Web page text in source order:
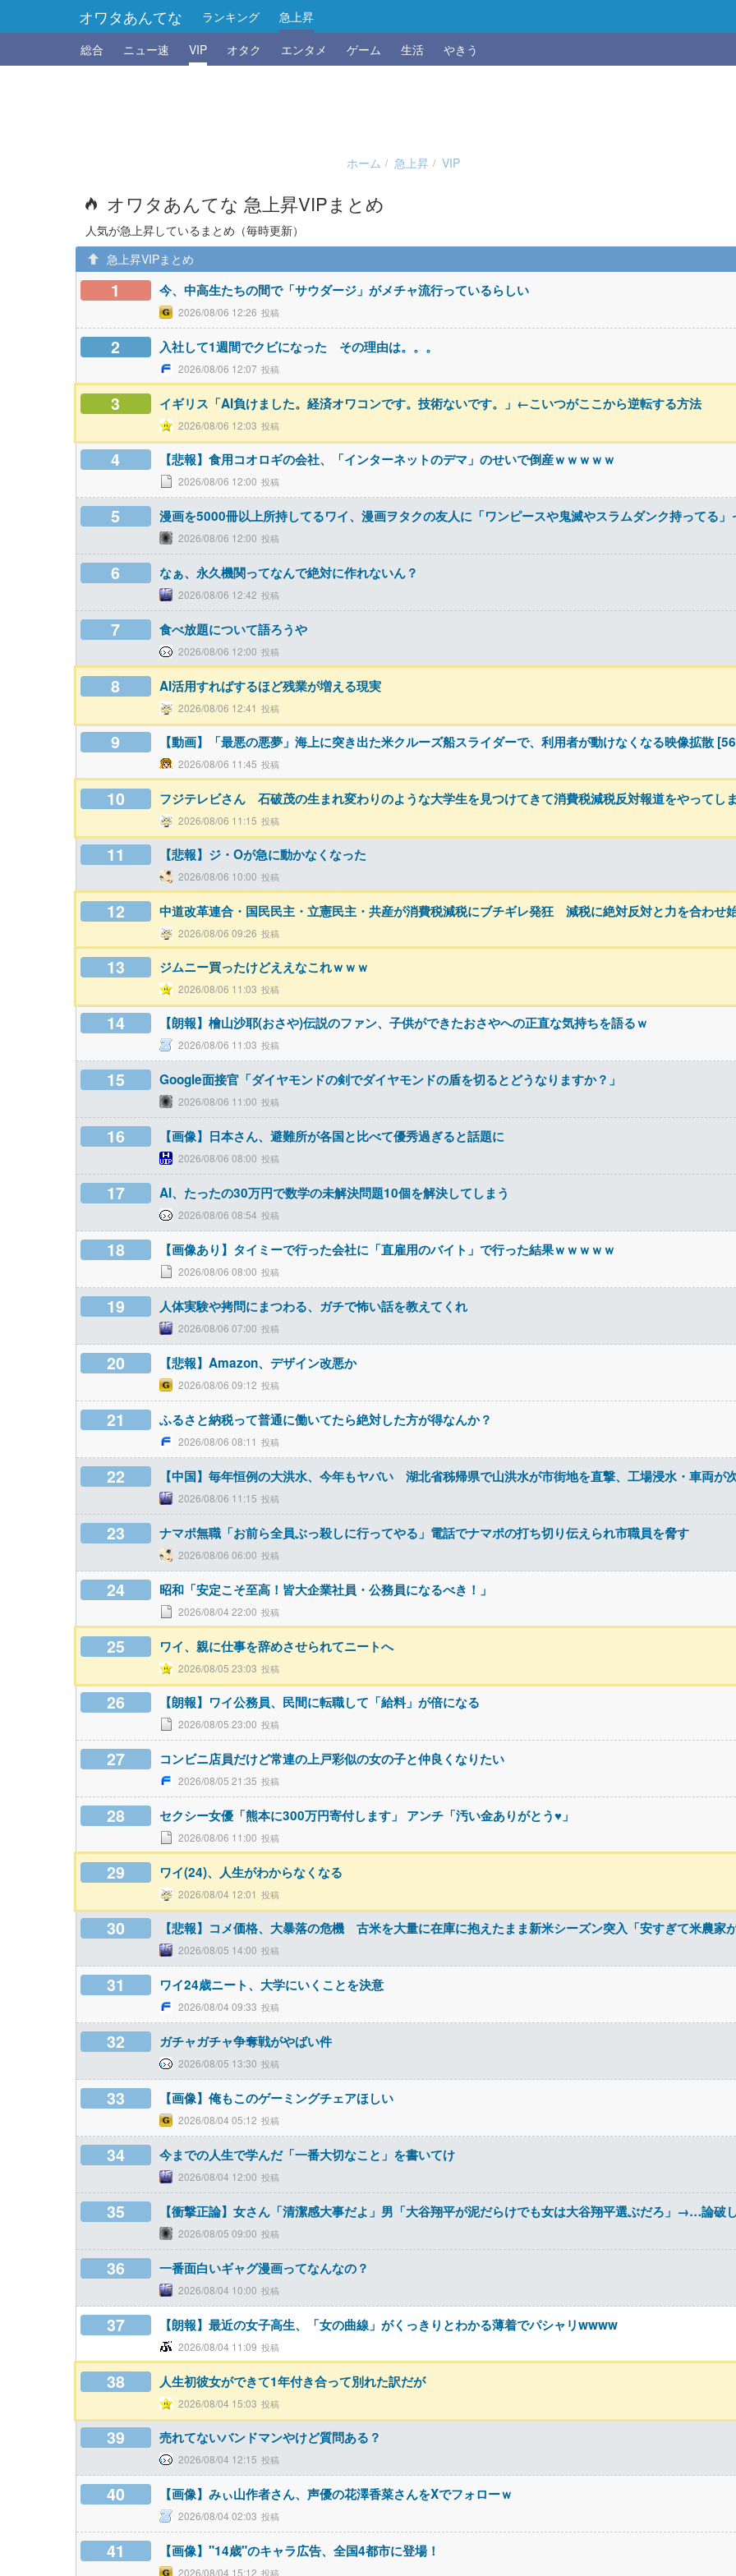
オワタあんてな ランキング
急上昇
総合
ニュー速 VIP オタク エンタメ ゲーム 生活 やきう
ホーム 急上昇 VIP
オワタあんてな 急上昇VIPまとめ
人気が急上昇しているまとめ（毎時更新）
急上昇VIPまとめ
1 今、中高生たちの間で「サウダージ」がメチャ流行っているらしい
2026/08/06 12:26
2 入社して1週間でクビになった その理由は。。。
2026/08/06 12:07
3 イギリス「AI負けました。経済オワコンです。技術ないです。」←こいつがここから逆転する方法
2026/08/06 12:03
4 【悲報】食用コオロギの会社、「インターネットのデマ」のせいで倒産ｗｗｗｗｗ
2026/08/06 12:00
5 漫画を5000冊以上所持してるワイ、漫画ヲタクの友人に「ワンピースや鬼滅やスラムダンク持ってる
2026/08/06 12:00
6 なぁ、永久機関ってなんで絶対に作れないん？
2026/08/06 12:42
7 食べ放題について語ろうや
2026/08/06 12:00
8 AI活用すればするほど残業が増える現実
2026/08/06 12:41
9 【動画】「最悪の悪夢」海上に突き出た米クルーズ船スライダーで、利用者が動けなくなる映像拡散
2026/08/06 11:45
10 フジテレビさん 石破茂の生まれ変わりのような大学生を見つけてきて消費税減税反対報道をやってし
2026/08/06 11:15
11 【悲報】ジ・Oが急に動かなくなった
2026/08/06 10:00
12 中道改革連合・国民民主・立憲民主・共産が消費税減税にブチギレ発狂 減税に絶対反対と力を合わせ
2026/08/06 09:26
13 ジムニー買ったけどええなこれｗｗｗ
2026/08/06 11:03
14 【朗報】檜山沙耶(おさや)伝説のファン、子供ができたおさやへの正直な気持ちを語るｗ
2026/08/06 11:03
15 Google面接官「ダイヤモンドの剣でダイヤモンドの盾を切るとどうなりますか？」
2026/08/06 11:00
16 【画像】日本さん、避難所が各国と比べて優秀過ぎると話題に
2026/08/06 08:00
17 AI、たったの30万円で数学の未解決問題10個を解決してしまう
2026/08/06 08:54
18 【画像あり】タイミーで行った会社に「直雇用のバイト」で行った結果ｗｗｗｗｗ
2026/08/06 08:00
19 人体実験や拷問にまつわる、ガチで怖い話を教えてくれ
2026/08/06 07:00
20 【悲報】Amazon、デザイン改悪か
2026/08/06 09:12
21 ふるさと納税って普通に働いてたら絶対した方が得なんか？
2026/08/06 08:11
22 【中国】毎年恒例の大洪水、今年もヤバい 湖北省秭帰県で山洪水が市街地を直撃、工場浸水・車両が
2026/08/06 11:15
23 ナマポ無職「お前ら全員ぶっ殺しに行ってやる」電話でナマポの打ち切り伝えられ市職員を脅す
2026/08/06 06:00
24 昭和「安定こそ至高！皆大企業社員・公務員になるべき！」
2026/08/04 22:00
25 ワイ、親に仕事を辞めさせられてニートへ
2026/08/05 23:03
26 【朗報】ワイ公務員、民間に転職して「給料」が倍になる
2026/08/05 23:00
27 コンビニ店員だけど常連の上戸彩似の女の子と仲良くなりたい
2026/08/05 21:35
28 セクシー女優「熊本に300万円寄付します」 アンチ「汚い金ありがとう♥」
2026/08/06 11:00
29 ワイ(24)、人生がわからなくなる
2026/08/04 12:01
30 【悲報】コメ価格、大暴落の危機 古米を大量に在庫に抱えたまま新米シーズン突入「安すぎて米農家
2026/08/05 14:00
31 ワイ24歳ニート、大学にいくことを決意
2026/08/04 09:33
32 ガチャガチャ争奪戦がやばい件
2026/08/05 13:30
33 【画像】俺もこのゲーミングチェアほしい
2026/08/04 05:12
34 今までの人生で学んだ「一番大切なこと」を書いてけ
2026/08/04 12:00
35 【衝撃正論】女さん「清潔感大事だよ」男「大谷翔平が泥だらけでも女は大谷翔平選ぶだろ」→…論破
2026/08/05 09:00
36 一番面白いギャグ漫画ってなんなの？
2026/08/04 10:00
37 【朗報】最近の女子高生、「女の曲線」がくっきりとわかる薄着でパシャリwwww
2026/08/04 11:09
38 人生初彼女ができて1年付き合って別れた訳だが
2026/08/04 15:03
39 売れてないバンドマンやけど質問ある？
2026/08/04 12:15
40 【画像】みぃ山作者さん、声優の花澤香菜さんをXでフォローｗ
2026/08/04 02:03
41 【画像】"14歳"のキャラ広告、全国4都市に登場！
2026/08/04 15:12